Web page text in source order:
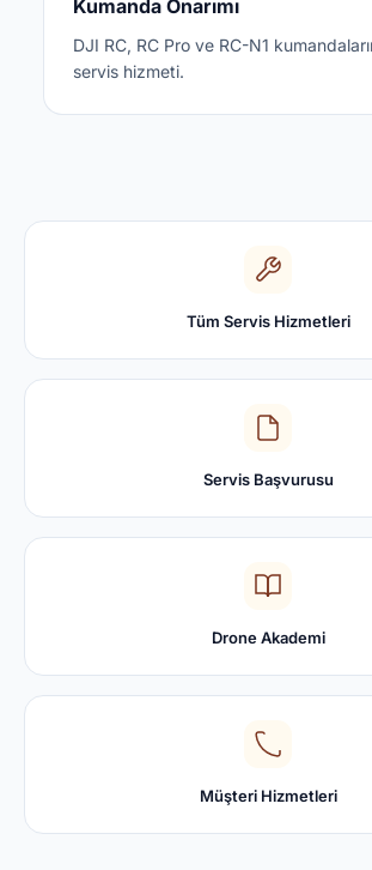
Kumanda Onarımı
DJI RC, RC Pro ve RC-N1
servis hizmeti.
Tüm Servis Hizmetleri
Servis Başvurusu
Drone Akademi
Müşteri Hizmetleri